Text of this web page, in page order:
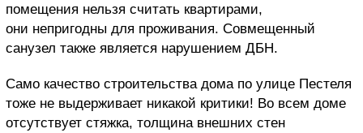
помещения нельзя считать квартирами,
они непригодны для проживания. Совмещенный
санузел также является нарушением ДБН.
Само качество строительства дома по улице Пестеля
тоже не выдерживает никакой критики! Во всем доме
отсутствует стяжка, толщина внешних стен